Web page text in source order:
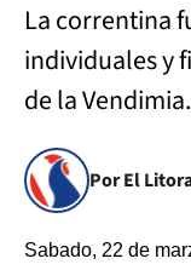
La correntina
individuales y
de la Vendimia.
Por El
Sabado, 22 de